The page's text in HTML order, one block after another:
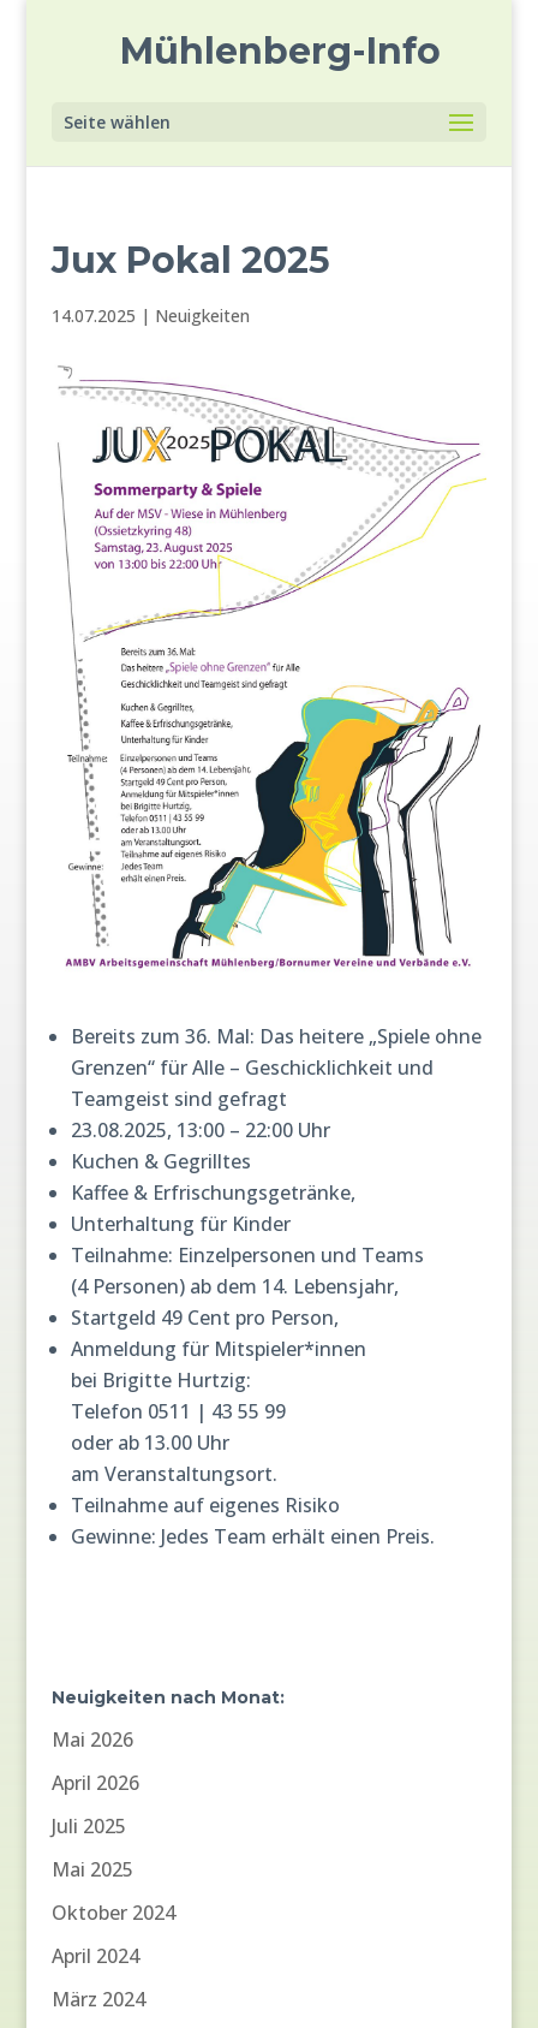
Mühlenberg-Info
Seite wählen
Jux Pokal 2025
14.07.2025 | Neuigkeiten
Bereits zum 36. Mal: Das heitere „Spiele ohne
Grenzen“ für Alle – Geschicklichkeit und
Teamgeist sind gefragt
23.08.2025, 13:00 – 22:00 Uhr
Kuchen & Gegrilltes
Kaffee & Erfrischungsgetränke,
Unterhaltung für Kinder
Teilnahme: Einzelpersonen und Teams
(4 Personen) ab dem 14. Lebensjahr,
Startgeld 49 Cent pro Person,
Anmeldung für Mitspieler*innen
bei Brigitte Hurtzig:
Telefon 0511 | 43 55 99
oder ab 13.00 Uhr
am Veranstaltungsort.
Teilnahme auf eigenes Risiko
Gewinne: Jedes Team erhält einen Preis.
Neuigkeiten nach Monat:
Mai 2026
April 2026
Juli 2025
Mai 2025
Oktober 2024
April 2024
März 2024